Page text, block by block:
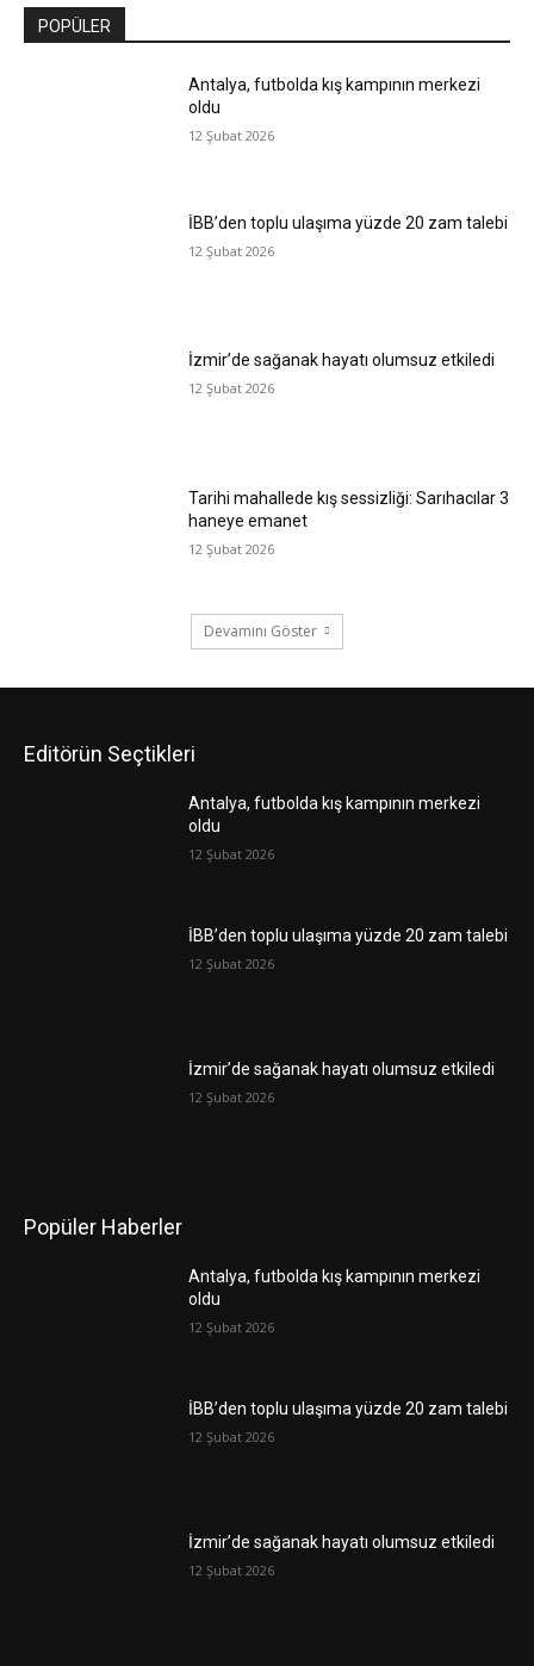
POPÜLER
Antalya, futbolda kış kampının merkezi
oldu
12 Şubat 2026
İBB’den toplu ulaşıma yüzde 20 zam talebi
12 Şubat 2026
İzmir’de sağanak hayatı olumsuz etkiledi
12 Şubat 2026
Tarihi mahallede kış sessizliği: Sarıhacılar 3
haneye emanet
12 Şubat 2026
Devamını Göster
Editörün Seçtikleri
Antalya, futbolda kış kampının merkezi
oldu
12 Şubat 2026
İBB’den toplu ulaşıma yüzde 20 zam talebi
12 Şubat 2026
İzmir’de sağanak hayatı olumsuz etkiledi
12 Şubat 2026
Popüler Haberler
Antalya, futbolda kış kampının merkezi
oldu
12 Şubat 2026
İBB’den toplu ulaşıma yüzde 20 zam talebi
12 Şubat 2026
İzmir’de sağanak hayatı olumsuz etkiledi
12 Şubat 2026